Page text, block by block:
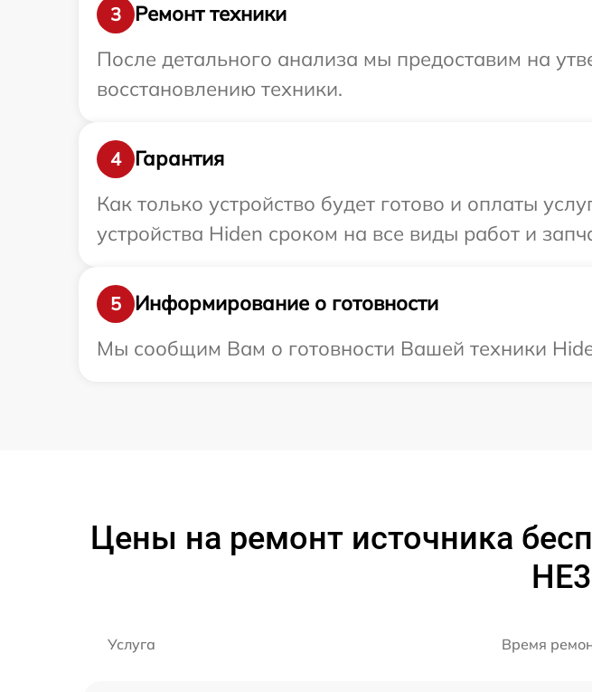
3
Ремонт техники
После детального анализа мы предоставим на
восстановлению техники.
4
Гарантия
Как только устройство будет готово и оплаты
устройства Hiden сроком на все виды работ и
5
Информирование о готовности
Мы сообщим Вам о готовности Вашей техники
Цены на ремонт источника
Услуга Время